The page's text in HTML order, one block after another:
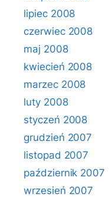
lipiec 2008
czerwiec 2008
maj 2008
kwiecień 2008
marzec 2008
luty 2008
styczeń 2008
grudzień 2007
listopad 2007
październik 2007
wrzesień 2007